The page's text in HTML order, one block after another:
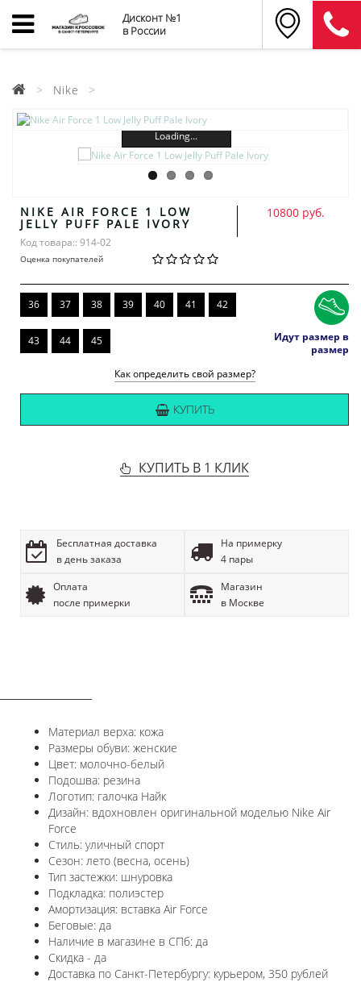
Дисконт №1
в России
Nike
Loading...
NIKE AIR FORCE 1 LOW
JELLY PUFF PALE IVORY
Код товара:: 914-02
Оценка покупателей
10800 руб.
36 37 38 39 40 41 42
43 44 45
Идут размер в
размер
Как определить свой размер?
КУПИТЬ
КУПИТЬ В 1 КЛИК
Бесплатная доставка
в день заказа
На примерку
4 пары
Оплата
после примерки
Магазин
в Москве
Материал верха: кожа
Размеры обуви: женские
Цвет: молочно-белый
Подошва: резина
Логотип: галочка Найк
Дизайн: вдохновлен оригинальной моделью Nike Air
Force
Стиль: уличный спорт
Сезон: лето (весна, осень)
Тип застежки: шнуровка
Подкладка: полиэстер
Амортизация: вставка Air Force
Беговые: да
Наличие в магазине в СПб: да
Скидка - да
Доставка по Санкт-Петербургу: курьером, 350 рублей